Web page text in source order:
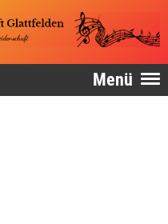
Menü